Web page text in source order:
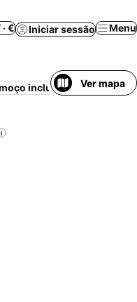
· € Iniciar sessão Menu
incluído ArVer mapa